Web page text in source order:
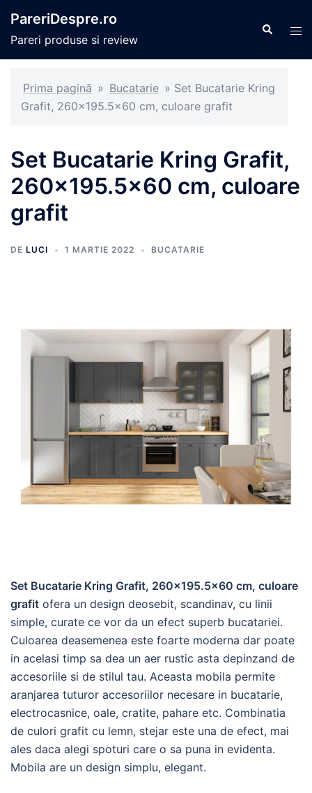
conținut
PareriDespre.ro
Pareri produse si review
Caută
Prima pagină » Bucatarie » Set Bucatarie Kring
Grafit, 260×195.5×60 cm, culoare grafit
Set Bucatarie Kring Grafit,
260×195.5×60 cm, culoare
grafit
DE LUCI 1 MARTIE 2022 BUCATARIE
Set Bucatarie Kring Grafit, 260×195.5×60 cm, culoare
grafit ofera un design deosebit, scandinav, cu linii
simple, curate ce vor da un efect superb bucatariei.
Culoarea deasemenea este foarte moderna dar poate
in acelasi timp sa dea un aer rustic asta depinzand de
accesoriile si de stilul tau. Aceasta mobila permite
aranjarea tuturor accesoriilor necesare in bucatarie,
electrocasnice, oale, cratite, pahare etc. Combinatia
de culori grafit cu lemn, stejar este una de efect, mai
ales daca alegi spoturi care o sa puna in evidenta.
Mobila are un design simplu, elegant.